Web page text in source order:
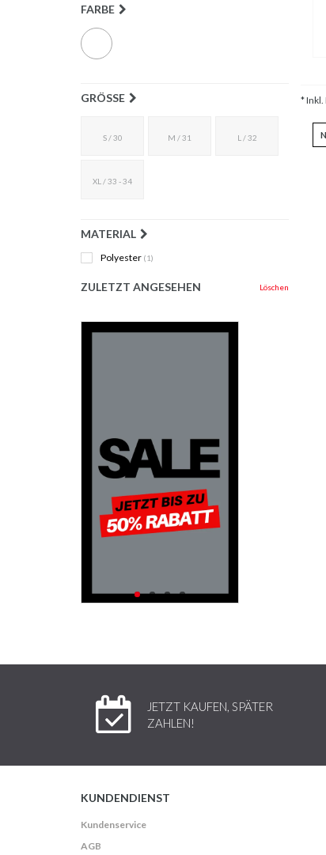
FARBE
GRÖSSE
S / 30 M / 31 L / 32
XL / 33 - 34
MATERIAL
Polyester (1)
ZULETZT ANGESEHEN Löschen
* Inkl.
JETZT KAUFEN, SPÄTER
ZAHLEN!
KUNDENDIENST
Kundenservice
AGB